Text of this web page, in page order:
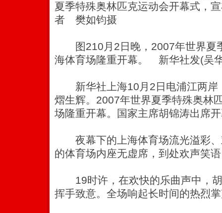
夏季特殊奥林匹克运动会开幕式，
者 樊如钧摄
图210月2日晚，2007年世界夏
海体育场隆重开幕。 新华社发(吴
新华社上海10月2日电浦江两岸
熠生辉。2007年世界夏季特殊奥林
场隆重开幕。国家主席胡锦涛出席
夜幕下的上海体育场流光溢彩、
的体育场内座无虚席，到处欢声笑
19时许，在欢快的乐曲声中，胡
挥手致意。全场响起长时间的热烈